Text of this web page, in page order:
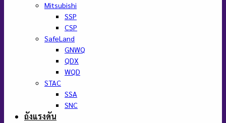
Mitsubishi
SSP
CSP
SafeLand
GNWQ
QDX
WQD
STAC
SSA
SNC
ถังแรงดัน